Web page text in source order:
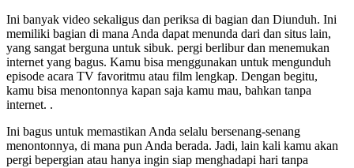
Ini banyak video sekaligus dan periksa di bagian dan Diunduh. Ini
memiliki bagian di mana Anda dapat menunda dari dan situs lain,
yang sangat berguna untuk sibuk. pergi berlibur dan menemukan
internet yang bagus. Kamu bisa menggunakan untuk mengunduh
episode acara TV favoritmu atau film lengkap. Dengan begitu,
kamu bisa menontonnya kapan saja kamu mau, bahkan tanpa
internet. .
Ini bagus untuk memastikan Anda selalu bersenang-senang
menontonnya, di mana pun Anda berada. Jadi, lain kali kamu akan
pergi bepergian atau hanya ingin siap menghadapi hari tanpa